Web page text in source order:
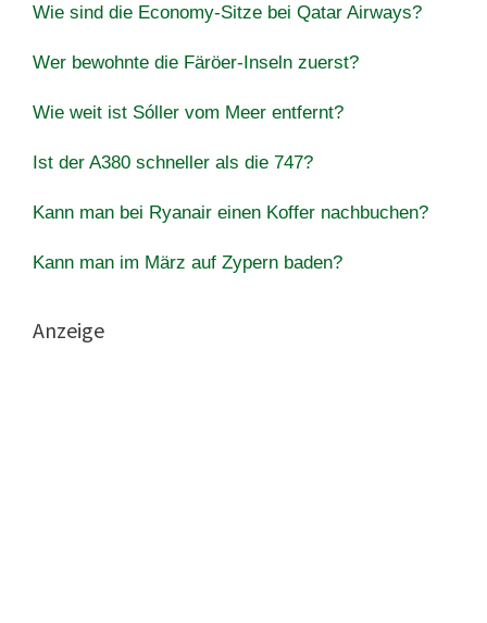
Wie sind die Economy-Sitze bei Qatar Airways?
Wer bewohnte die Färöer-Inseln zuerst?
Wie weit ist Sóller vom Meer entfernt?
Ist der A380 schneller als die 747?
Kann man bei Ryanair einen Koffer nachbuchen?
Kann man im März auf Zypern baden?
Anzeige